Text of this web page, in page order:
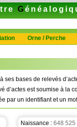
G
Orne / Perche
ses bases de relevés
d’actes est soumise à la
par un identifiant et un
Naissance : 648 525